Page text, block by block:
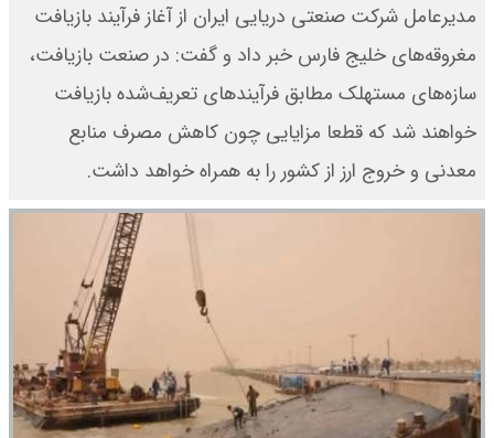
مدیرعامل شرکت صنعتی دریایی ایران از آغاز فرآیند بازیافت
مغروقه‌های خلیج فارس خبر داد و گفت: در صنعت بازیافت،
سازه‌های مستهلک مطابق فرآیندهای تعریف‌شده بازیافت
خواهند شد که قطعا مزایایی چون کاهش مصرف منابع
معدنی و خروج ارز از کشور را به همراه خواهد داشت.